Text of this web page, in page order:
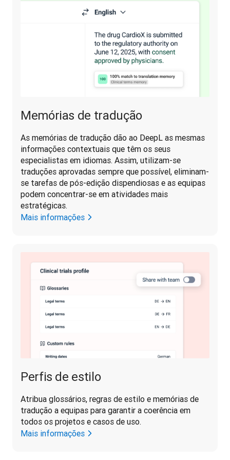
Memórias de tradução
As memórias de tradução dão ao DeepL as mesmas
informações contextuais que têm os seus
especialistas em idiomas. Assim, utilizam-se
traduções aprovadas sempre que possível, eliminam-
se tarefas de pós-edição dispendiosas e as equipas
podem concentrar-se em atividades mais
estratégicas.
Mais informações
Perfis de estilo
Atribua glossários, regras de estilo e memórias de
tradução a equipas para garantir a coerência em
todos os projetos e casos de uso.
Mais informações